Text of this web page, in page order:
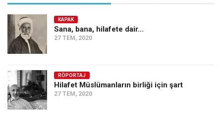
KAPAK
Sana, bana, hilafete dair…
27 TEM, 2020
RÖPORTAJ
Hilafet Müslümanların birliği için şart
27 TEM, 2020